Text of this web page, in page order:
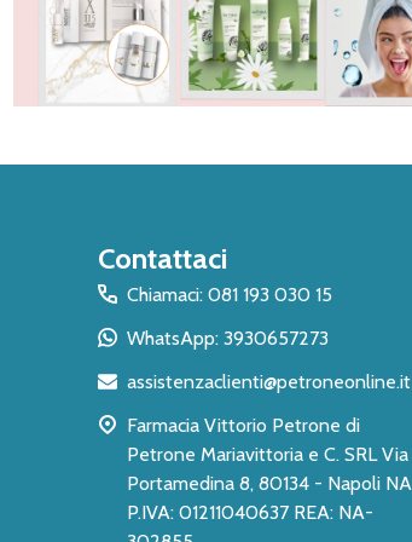
Contattaci
Chiamaci: 081 193 030 15
WhatsApp: 3930657273
assistenzaclienti@petroneonline.it
Farmacia Vittorio Petrone di
Petrone Mariavittoria e C. SRL Via
Portamedina 8, 80134 - Napoli NA
P.IVA: 01211040637 REA: NA-